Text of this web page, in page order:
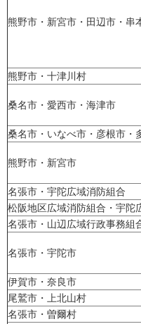
熊野市・新宮市・田辺市・串
熊野市・十津川村
桑名市・愛西市・海津市
桑名市・いなべ市・彦根市・
熊野市・新宮市
名張市・宇陀広域消防組合
松阪地区広域消防組合・宇陀
名張市・山辺広域行政事務組
名張市・宇陀市
伊賀市・奈良市
尾鷲市・上北山村
名張市・曽爾村